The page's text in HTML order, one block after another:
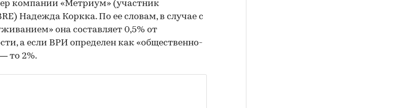
компании «Метриум» (участник
Надежда Коркка. По ее словам, в случае с
она составляет 0,5% от
а если ВРИ определен как «общественно-
то 2%.